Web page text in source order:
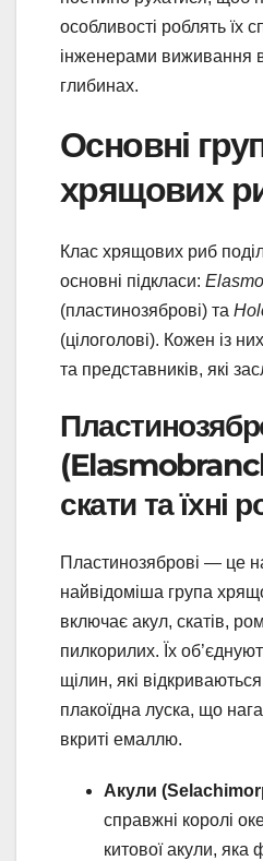
особливості роблять їх
інженерами виживання
глибинах.
Основні
хрящових
Клас хрящових риб
основні підкласи:
(пластинозяброві) та
(цілоголові). Кожен із
та представників, які
скати та їхні
Пластинозяброві — це
найвідоміша група
включає акул, скатів,
пилкорилих. Їх
щілин, які
плакоїдна луска, що
вкриті емаллю.
Акули
справжні королі
китової акули, яка